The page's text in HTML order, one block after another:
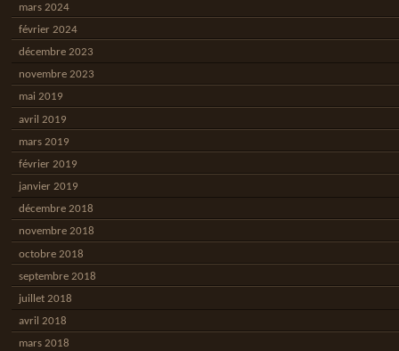
mars 2024
février 2024
décembre 2023
novembre 2023
mai 2019
avril 2019
mars 2019
février 2019
janvier 2019
décembre 2018
novembre 2018
octobre 2018
septembre 2018
juillet 2018
avril 2018
mars 2018